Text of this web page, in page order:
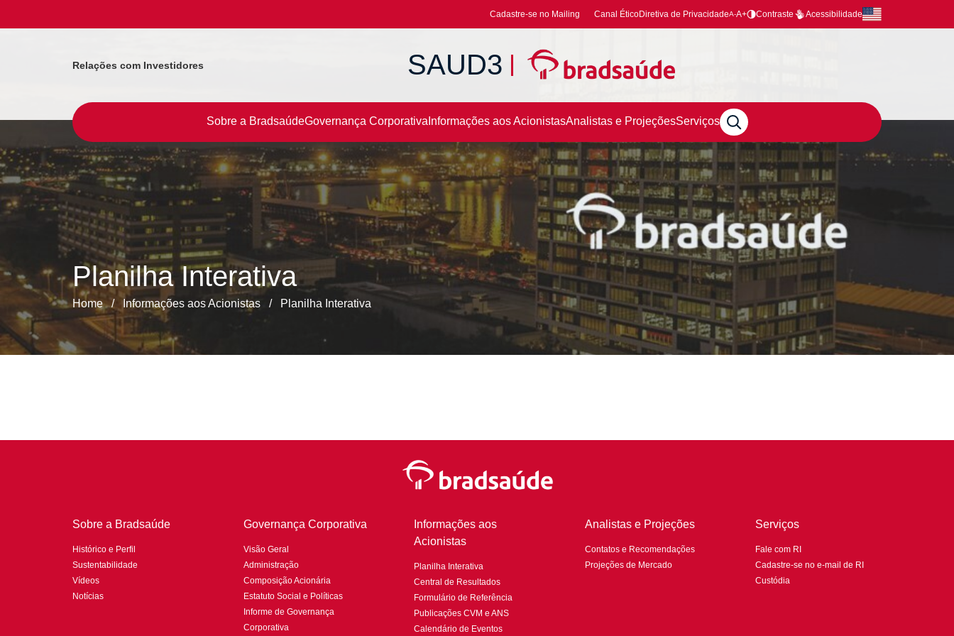
Cadastre-se no Mailing Canal ÉticoDiretiva de PrivacidadeA-A+ Contraste Acessibilidade
Relações com Investidores SAUD3
Sobre a BradsaúdeGovernança CorporativaInformações aos AcionistasAnalistas e ProjeçõesServiços
Planilha Interativa
Home / Informações aos Acionistas / Planilha Interativa
Sobre a Bradsaúde
Histórico e Perfil
Sustentabilidade
Vídeos
Notícias
Governança Corporativa
Visão Geral
Administração
Composição Acionária
Estatuto Social e Políticas
Informe de Governança
Corporativa
Informações aos
Acionistas
Planilha Interativa
Central de Resultados
Formulário de Referência
Publicações CVM e ANS
Calendário de Eventos
Analistas e Projeções
Contatos e Recomendações
Projeções de Mercado
Serviços
Fale com RI
Cadastre-se no e-mail de RI
Custódia